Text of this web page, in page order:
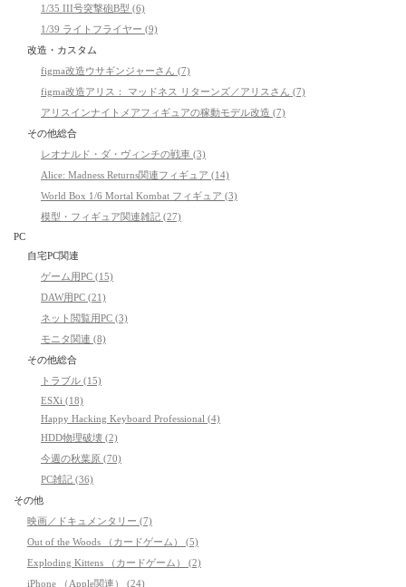
1/35 III号突撃砲B型 (6)
1/39 ライトフライヤー (9)
改造・カスタム
figma改造ウサギンジャーさん (7)
figma改造アリス： マッドネス リターンズ／アリスさん (7)
アリスインナイトメアフィギュアの稼動モデル改造 (7)
その他総合
レオナルド・ダ・ヴィンチの戦車 (3)
Alice: Madness Returns関連フィギュア (14)
World Box 1/6 Mortal Kombat フィギュア (3)
模型・フィギュア関連雑記 (27)
PC
自宅PC関連
ゲーム用PC (15)
DAW用PC (21)
ネット閲覧用PC (3)
モニタ関連 (8)
その他総合
トラブル (15)
ESXi (18)
Happy Hacking Keyboard Professional (4)
HDD物理破壊 (2)
今週の秋葉原 (70)
PC雑記 (36)
その他
映画／ドキュメンタリー (7)
Out of the Woods （カードゲーム） (5)
Exploding Kittens （カードゲーム） (2)
iPhone （Apple関連） (24)